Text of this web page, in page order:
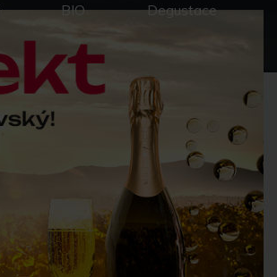
BIO Degustace